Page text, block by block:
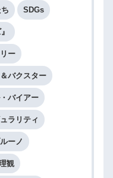
SDGs
ー
バクスター
バイアー
ラリティ
ーノ
観